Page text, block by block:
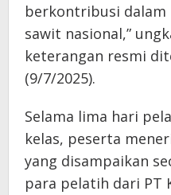
berkontribusi
sawit nasional,”
keterangan resmi
(9/7/2025).
Selama lima hari
kelas, peserta
yang disampaikan
para pelatih dari PT